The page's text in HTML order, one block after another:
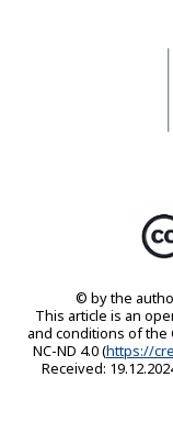
© by the
This article is an
and conditions of the
NC-ND 4.0 (https://
Received: